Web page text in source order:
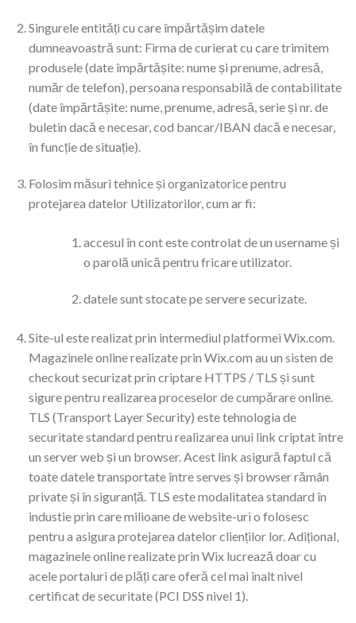
Singurele entități cu care împărtășim datele
dumneavoastră sunt: Firma de curierat cu care trimitem
produsele (date împărtășite: nume și prenume, adresă,
număr de telefon), persoana responsabilă de contabilitate
(date împărtășite: nume, prenume, adresă, serie și nr. de
buletin dacă e necesar, cod bancar/IBAN dacă e necesar,
în funcție de situație).
Folosim măsuri tehnice și organizatorice pentru
protejarea datelor Utilizatorilor, cum ar fi:
accesul în cont este controlat de un username și
o parolă unică pentru fricare utilizator.
datele sunt stocate pe servere securizate.
Site-ul este realizat prin intermediul platformei Wix.com.
Magazinele online realizate prin Wix.com au un sisten de
checkout securizat prin criptare HTTPS / TLS și sunt
sigure pentru realizarea proceselor de cumpărare online.
TLS (Transport Layer Security) este tehnologia de
securitate standard pentru realizarea unui link criptat între
un server web și un browser. Acest link asigură faptul că
toate datele transportate între serves și browser rămân
private și în siguranță. TLS este modalitatea standard în
industie prin care milioane de website-uri o folosesc
pentru a asigura protejarea datelor clienților lor. Adițional,
magazinele online realizate prin Wix lucrează doar cu
acele portaluri de plăți care oferă cel mai înalt nivel
certificat de securitate (PCI DSS nivel 1).